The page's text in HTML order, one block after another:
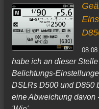
habe ich an dieser
Belichtungs-
DSLRs D500 und D850
eine Abweichung davon